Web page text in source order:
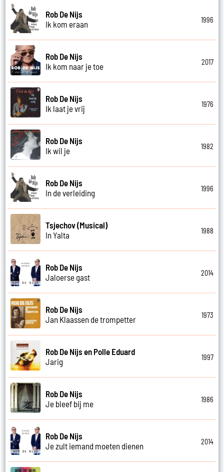
Rob De Nijs
Ik kom eraan
1996
Rob De Nijs
Ik kom naar je toe
2017
Rob De Nijs
Ik laat je vrij
1976
Rob De Nijs
Ik wil je
1982
Rob De Nijs
In de verleiding
1996
Tsjechov (Musical)
In Yalta
1988
Rob De Nijs
Jaloerse gast
2014
Rob De Nijs
Jan Klaassen de trompetter
1973
Rob De Nijs en Polle Eduard
Jarig
1997
Rob De Nijs
Je bleef bij me
1986
Rob De Nijs
Je zult iemand moeten dienen
2014